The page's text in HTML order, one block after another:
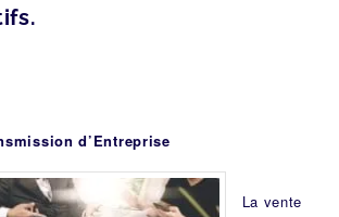
d’Entreprise
La vente